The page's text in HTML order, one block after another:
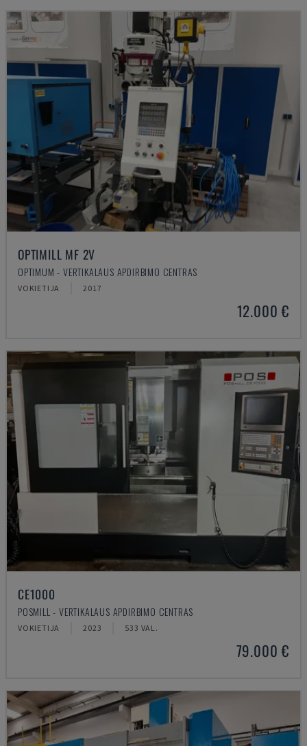
OPTIMILL MF 2V
OPTIMUM - VERTIKALAUS APDIRBIMO CENTRAS
VOKIETIJA 2017
12.000 €
CE1000
POSMILL - VERTIKALAUS APDIRBIMO CENTRAS
VOKIETIJA 2023 533 VAL.
79.000 €